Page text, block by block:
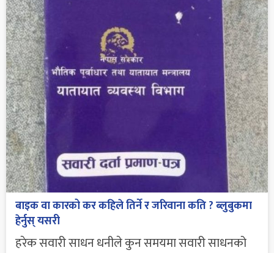
बाइक वा कारको कर कहिले तिर्ने र जरिवाना कति ? ब्लुबुकमा
हेर्नुस् यसरी
हरेक सवारी साधन धनीले कुन समयमा सवारी साधनको